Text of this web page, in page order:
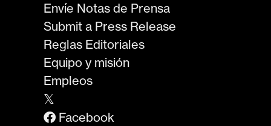
Envíe Notas de Prensa
Submit a Press Release
Reglas Editoriales
Equipo y misión
Empleos
𝕏
Facebook